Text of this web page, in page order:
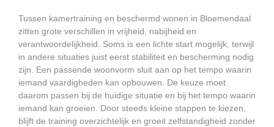
Tussen kamertraining en beschermd wonen in Bloemendaal
zitten grote verschillen in vrijheid, nabijheid en
verantwoordelijkheid. Soms is een lichte start mogelijk, terwijl
in andere situaties juist eerst stabiliteit en bescherming nodig
zijn. Een passende woonvorm sluit aan op het tempo waarin
iemand vaardigheden kan opbouwen. De keuze moet
daarom passen bij de huidige situatie en bij het tempo waarin
iemand kan groeien. Door steeds kleine stappen te kiezen,
blijft de training overzichtelijk en groeit zelfstandigheid zonder